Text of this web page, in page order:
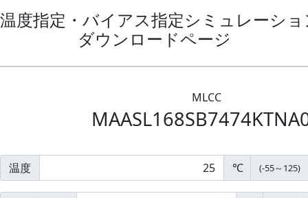
温度指定・バイアス指定シミュレーシ
ダウンロードページ
MLCC
温度 ℃ (-55～ 125)